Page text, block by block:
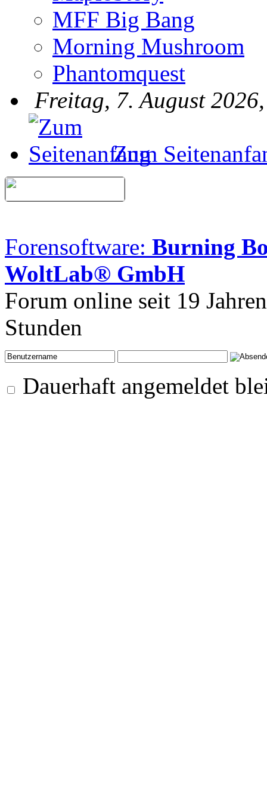
MFF Big Bang
Morning Mushroom
Phantomquest
Freitag, 7. August
Zum
Forensoftware: Burning
WoltLab® GmbH
Forum online seit 19
Stunden
Dauerhaft angemeldet